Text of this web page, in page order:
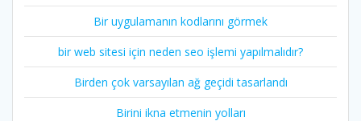
Bir uygulamanın kodlarını görmek
bir web sitesi için neden seo işlemi yapılmalıdır?
Birden çok varsayılan ağ geçidi tasarlandı
Birini ikna etmenin yolları